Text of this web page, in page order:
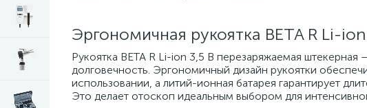
Эргономичная рукоятка BETA R Li-ion
Рукоятка BETA R Li-ion 3,5 В перезаряжаемая
долговечность. Эргономичный дизайн рукоятки
использовании, а литий-ионная батарея гарантирует
Это делает отоскоп идеальным выбором для